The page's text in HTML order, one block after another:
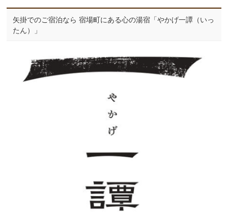
矢掛でのご宿泊なら 宿場町にある心の湯宿「やかげ一譚（いっ
たん）」